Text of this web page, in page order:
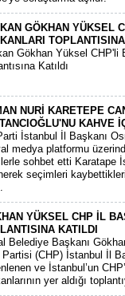
GÖKHAN YÜKSEL
Gökhan Yüksel CHP'li
Katıldı
NURİ KARETEPE
KAHVE
İstanbul İl Başkanı
medya platformu
sohbet etti Karatape
seçimleri
YÜKSEL CHP İL
KATILDI
Belediye Başkanı
Partisi (CHP) İstanbul İl
ve İstanbul’un
yer aldığı